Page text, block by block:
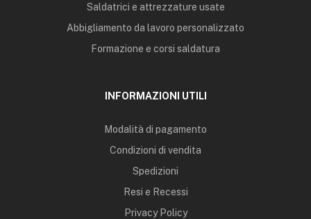
Saldatrici e attrezzature usate
Abbigliamento da lavoro personalizzato
Formazione e corsi saldatura
INFORMAZIONI UTILI
Modalità di pagamento
Condizioni di vendita
Spedizioni
Resi e Recessi
Privacy Policy